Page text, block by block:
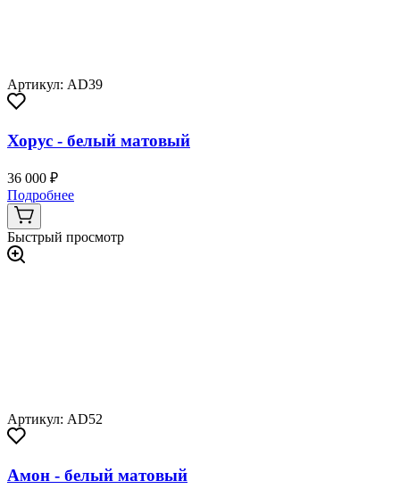
Артикул: AD39
Хорус - белый матовый
36 000 ₽
Подробнее
Быстрый просмотр
Артикул: AD52
Амон - белый матовый